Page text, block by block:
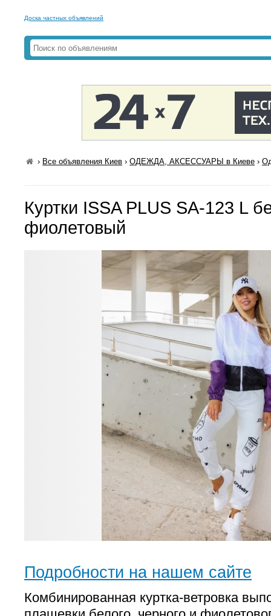
Доска частных объявлений
› Все объявления Киев ›ОДЕЖДА, АКСЕССУАРЫ в Киеве ›
Куртки ISSA PLUS SA-123 L
фиолетовый
Подробности на нашем сайте
Комбинированная куртка-ветровка